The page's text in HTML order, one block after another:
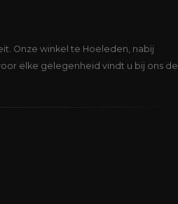
Onze winkel te Hoeleden, nabij
elke gelegenheid vindt u bij ons de